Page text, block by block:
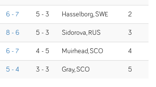
6 - 7 5 - 3 Hasselborg, SWE 2
8 - 6 5 - 3 Sidorova, RUS 3
6 - 7 4 - 5 Muirhead, SCO 4
5 - 4 3 - 3 Gray, SCO 5